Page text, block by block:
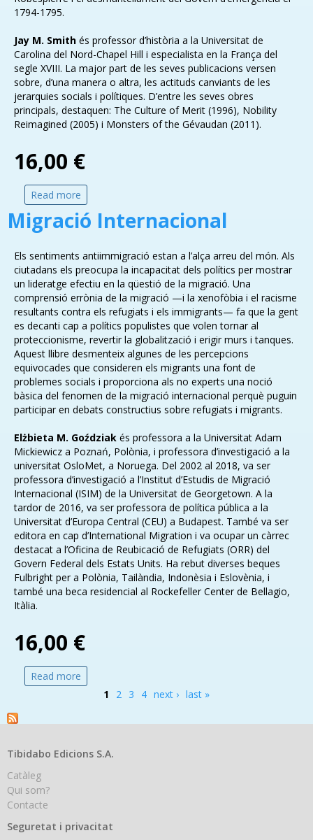
1794-1795.
Jay M. Smith és professor d’història a la Universitat de
Carolina del Nord-Chapel Hill i especialista en la França del
segle XVIII. La major part de les seves publicacions versen
sobre, d’una manera o altra, les actituds canviants de les
jerarquies socials i polítiques. D’entre les seves obres
principals, destaquen: The Culture of Merit (1996), Nobility
Reimagined (2005) i Monsters of the Gévaudan (2011).
16,00 €
Read more
Migració Internacional
Els sentiments antiimmigració estan a l’alça arreu del món. Als
ciutadans els preocupa la incapacitat dels polítics per mostrar
un lideratge efectiu en la qüestió de la migració. Una
comprensió errònia de la migració —i la xenofòbia i el racisme
resultants contra els refugiats i els immigrants— fa que la gent
es decanti cap a polítics populistes que volen tornar al
proteccionisme, revertir la globalització i erigir murs i tanques.
Aquest llibre desmenteix algunes de les percepcions
equivocades que consideren els migrants una font de
problemes socials i proporciona als no experts una noció
bàsica del fenomen de la migració internacional perquè puguin
participar en debats constructius sobre refugiats i migrants.
Elżbieta M. Goździak és professora a la Universitat Adam
Mickiewicz a Poznań, Polònia, i professora d’investigació a la
universitat OsloMet, a Noruega. Del 2002 al 2018, va ser
professora d’investigació a l’Institut d’Estudis de Migració
Internacional (ISIM) de la Universitat de Georgetown. A la
tardor de 2016, va ser professora de política pública a la
Universitat d’Europa Central (CEU) a Budapest. També va ser
editora en cap d’International Migration i va ocupar un càrrec
destacat a l’Oficina de Reubicació de Refugiats (ORR) del
Govern Federal dels Estats Units. Ha rebut diverses beques
Fulbright per a Polònia, Tailàndia, Indonèsia i Eslovènia, i
també una beca residencial al Rockefeller Center de Bellagio,
Itàlia.
16,00 €
Read more
1 2 3 4 next › last »
Tibidabo Edicions S.A.
Catàleg
Qui som?
Contacte
Seguretat i privacitat